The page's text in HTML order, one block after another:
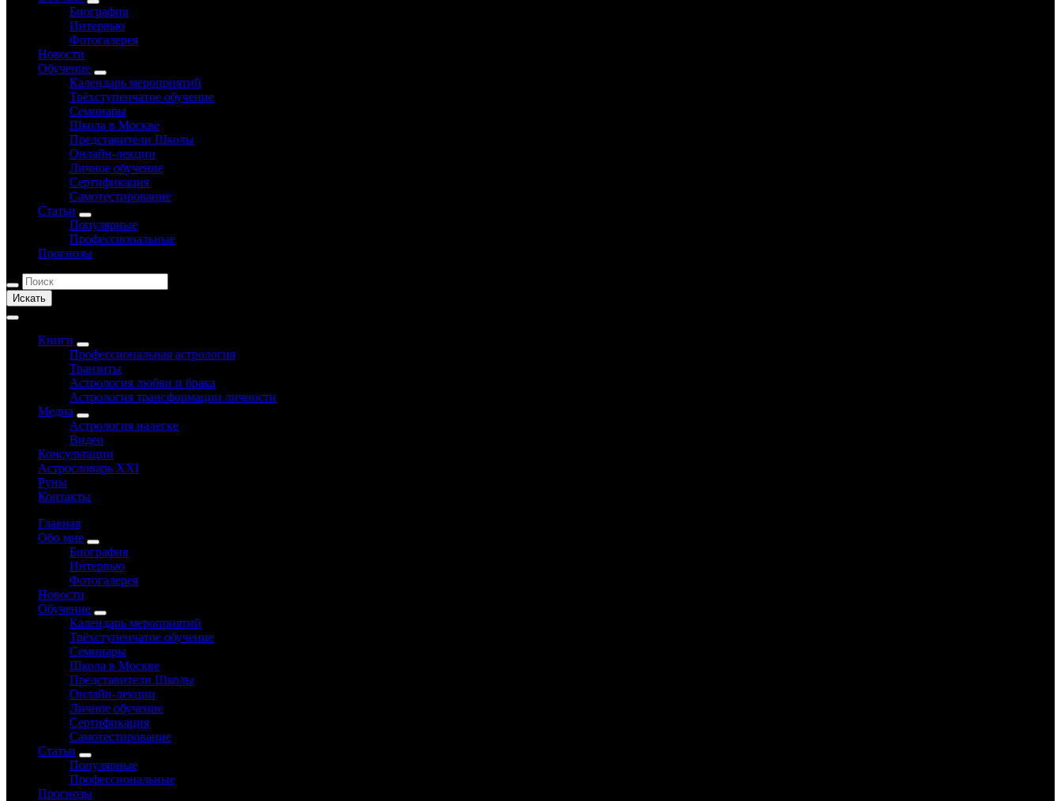
Биография
Интервью
Фотогалерея
Новости
Обучение
Календарь мероприятий
Трёхступенчатое обучение
Семинары
Школа в Москве
Представители Школы
Онлайн-лекции
Личное обучение
Сертификация
Самотестирование
Статьи
Популярные
Профессиональные
Прогнозы
Искать
Книги
Профессиональная астрология
Транзиты
Астрология любви и брака
Астрология трансформации личности
Медиа
Астрология налегке
Видео
Консультации
Астрословарь XXI
Руны
Контакты
Главная
Обо мне
Биография
Интервью
Фотогалерея
Новости
Обучение
Календарь мероприятий
Трёхступенчатое обучение
Семинары
Школа в Москве
Представители Школы
Онлайн-лекции
Личное обучение
Сертификация
Самотестирование
Статьи
Популярные
Профессиональные
Прогнозы